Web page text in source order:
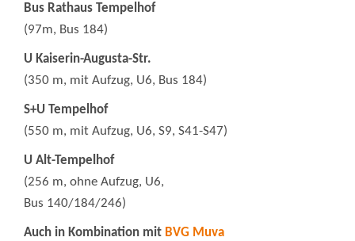
Bus Rathaus Tempelhof
(97m, Bus 184)
U Kaiserin-Augusta-Str.
(350 m, mit Aufzug, U6, Bus 184)
S+U Tempelhof
(550 m, mit Aufzug, U6, S9, S41-S47)
U Alt-Tempelhof
(256 m, ohne Aufzug, U6,
Bus 140/184/246)
Auch in Kombination mit BVG Muva